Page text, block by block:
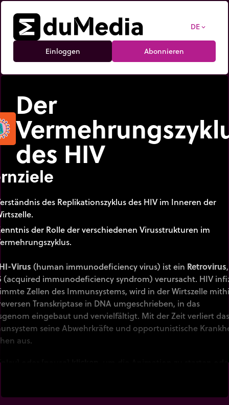
DE expand_more
Einloggen Abonnieren
Der
des HIV
des Replikationszyklus des HIV im Inneren der
der Rolle der verschiedenen Virusstrukturen im
Virus (human immunodeficiency virus) ist ein Retrovirus
(acquired immunodeficiency syndrom) verursacht. HIV
Zellen des Immunsystems, wird in der Wirtszelle
Transkriptase in DNA umgeschrieben, in das
eingebaut und vervielfältigt. Mit der Zeit verliert das
seine Abwehrkräfte und opportunistische
aus.
oder [pause]
, um die Animation zu starten